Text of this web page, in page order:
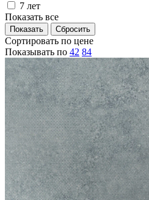
7 лет
Показать все
Сортировать по цене
Показывать по 42 84